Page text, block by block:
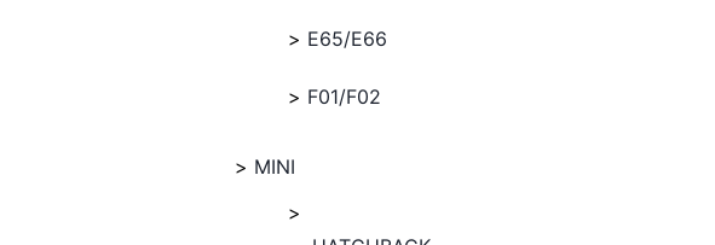
E65/E66
F01/F02
MINI